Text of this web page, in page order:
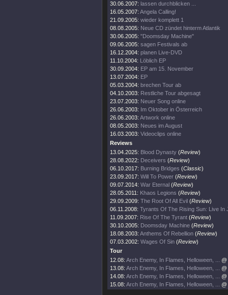
30.06.2007: lassen durchblicken ...
16.05.2007: Angela Calling!
21.09.2005: wieder komplett 1
08.08.2005: Neue CD zündet hinterm Atlantik
30.06.2005: "Doomsday Machine"
09.06.2005: sagen Festivals ab
16.12.2004: planen Live-DVD
11.10.2004: Löblich EP
30.09.2004: EP am 15. November
13.07.2004: EP
05.03.2004: brechen Tour ab
04.10.2003: Restliche Tour abgesagt
23.07.2003: Neuer Song online
26.06.2003: Im Oktober in Österreich
26.06.2003: Artwork online
08.05.2003: Neues im August
16.03.2003: Videoclips online
Reviews
13.04.2025: Blood Dynasty (Review)
28.08.2022: Deceivers (Review)
06.10.2017: Burning Bridges (Classic)
23.09.2017: Will To Power (Review)
09.07.2014: War Eternal (Review)
28.05.2011: Khaos Legions (Review)
29.09.2009: The Root Of All Evil (Review)
06.11.2008: Tyrants Of The Rising Sun: Live In
11.09.2007: Rise Of The Tyrant (Review)
30.10.2005: Doomsday Machine (Review)
18.08.2003: Anthems Of Rebellion (Review)
07.03.2002: Wages Of Sin (Review)
Tour
12.08: Arch Enemy, In Flames, Helloween, ...
13.08: Arch Enemy, In Flames, Helloween, ...
14.08: Arch Enemy, In Flames, Helloween, ...
15.08: Arch Enemy, In Flames, Helloween, ...